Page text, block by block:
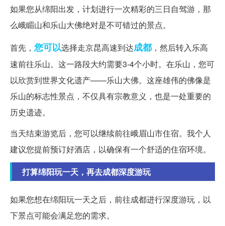
如果您从绵阳出发，计划进行一次精彩的三日自驾游，那
么峨睸山和乐山大佛绝对是不可错过的景点。
首先， 您可以选择走京昆高速到达成都，然后转入乐高
速前往乐山。这一路段大约需要3-4个小时。在乐山，您可
以欣赏到世界文化遗产——乐山大佛。这座雄伟的佛像是
乐山的标志性景点，不仅具有宗教意义，也是一处重要的
历史遗迹。
当天结束游览后，您可以继续前往峨眉山市住宿。我个人
建议您提前预订好酒店，以确保有一个舒适的住宿环境。
打算绵阳玩一天，再去成都深度游玩
如果您想在绵阳玩一天之后，前往成都进行深度游玩，以
下景点可能会满足您的需求。